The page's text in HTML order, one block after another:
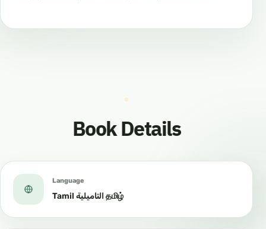
Book Details
Language
Tamil التاميلية தமிழ்